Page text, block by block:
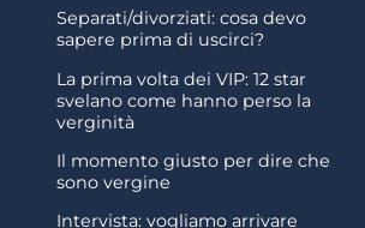
Separati/divorziati: cosa devo
sapere prima di uscirci?
La prima volta dei VIP: 12 star
svelano come hanno perso la
verginità
Il momento giusto per dire che
sono vergine
Intervista: vogliamo arrivare